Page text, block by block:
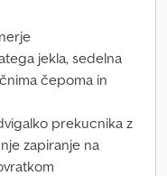
jekla, sedelna
čepoma in
prekucnika z
zapiranje na